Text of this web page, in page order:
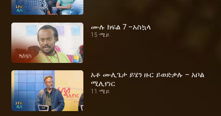
ሙሉ ክፍል 7 –አስኳላ
15 ሜይ
አቶ ሙሊጌታ ይሄን ዙር ይወድቃሉ – አቦል
ሚሊየነር
11 ሜይ